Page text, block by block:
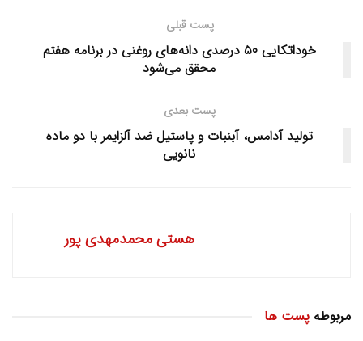
پست قبلی
خوداتکایی ۵۰ درصدی دانه‌های روغنی در برنامه هفتم
محقق می‌شود
پست بعدی
تولید آدامس، آبنبات و پاستیل ضد آلزایمر با دو ماده
نانویی
هستی محمدمهدی پور
مربوطه پست ها